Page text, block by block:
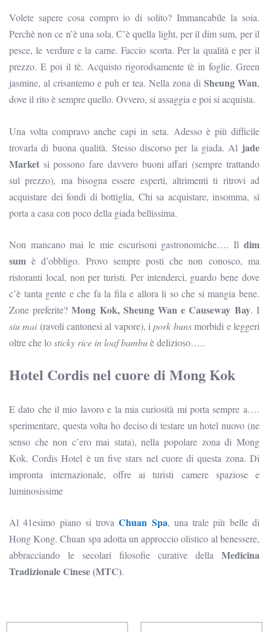
Volete sapere cosa compro io di solito? Immancabile la soia.
Perchè non ce n’è una sola. C’è quella light, per il dim sum, per il
pesce, le verdure e la carne. Faccio scorta. Per la qualità e per il
prezzo. E poi il tè. Acquisto rigorodsamente tè in foglie. Green
jasmine, al crisantemo e puh er tea. Nella zona di Sheung Wan,
dove il rito è sempre quello. Ovvero, si assaggia e poi si acquista.
Una volta compravo anche capi in seta. Adesso è più difficile
trovarla di buona qualità. Stesso discorso per la giada. Al jade
Market si possono fare davvero buoni affari (sempre trattando
sul prezzo), ma bisogna essere esperti, altrimenti ti ritrovi ad
acquistare dei fondi di bottiglia, Chi sa acquistare, insomma, si
porta a casa con poco della giada bellissima.
Non mancano mai le mie escurisoni gastronomiche…. Il dim
sum è d’obbligo. Provo sempre posti che non conosco, ma
ristoranti local, non per turisti. Per intenderci, guardo bene dove
c’è tanta gente e che fa la fila e allora li so che si mangia bene.
Zone preferite?Mong Kok, Sheung Wan e Causeway Bay. I
siu mai(ravoli cantonesi al vapore), ipork bunsmorbidi e leggeri
oltre che losticky rice in loaf bambuè delizioso…..
Hotel Cordis nel cuore di Mong Kok
E dato che il mio lavoro e la mia curiosità mi porta sempre a….
sperimentare, questa volta ho deciso di testare un hotel nuovo (ne
senso che non c’ero mai stata), nella popolare zona di Mong
Kok. Cordis Hotel è un five stars nel cuore di questa zona. Di
impronta internazionale, offre ai turisti camere spaziose e
luminosissime
Al 41esimo piano si trovaChuan Spa, una trale più belle di
Hong Kong. Chuan spa adotta un approccio olistico al benessere,
abbracciando le secolari filosofie curative della Medicina
Tradizionale Cinese (MTC).